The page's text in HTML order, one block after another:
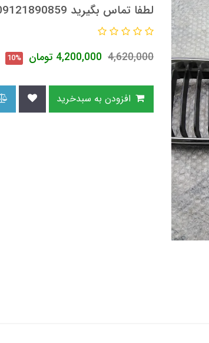
لطفا تماس بگیرید 09121890859 ساعات تماس 9 صبح الی 6 عصر
4,620,000
4,200,000 تومان 10%